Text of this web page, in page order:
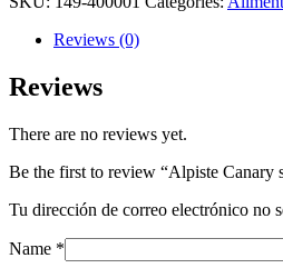
25kg
quantityReviews (0)
Reviews
There are no reviews yet.
Be the first to review “Alpiste Canary
Tu dirección de correo electrónico no
Name *